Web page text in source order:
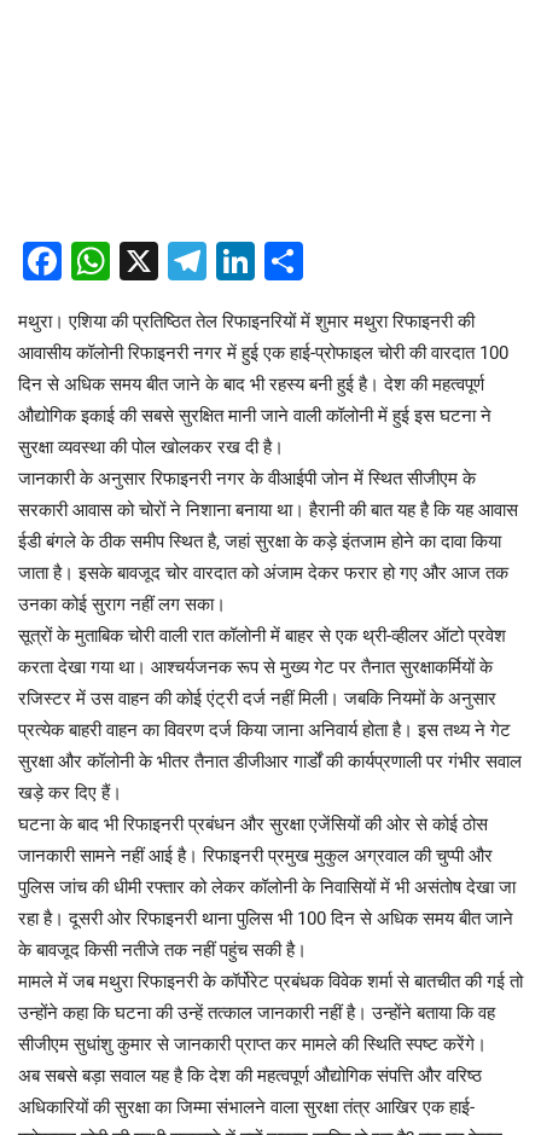
Facebook
WhatsApp
X Telegram
LinkedIn
मथुरा। एशिया की प्रतिष्ठित तेल रिफाइनरियों में शुमार मथुरा रिफाइनरी की
आवासीय कॉलोनी रिफाइनरी नगर में हुई एक हाई-प्रोफाइल चोरी की वारदात 100
दिन से अधिक समय बीत जाने के बाद भी रहस्य बनी हुई है। देश की महत्वपूर्ण
औद्योगिक इकाई की सबसे सुरक्षित मानी जाने वाली कॉलोनी में हुई इस घटना ने
सुरक्षा व्यवस्था की पोल खोलकर रख दी है।
जानकारी के अनुसार रिफाइनरी नगर के वीआईपी जोन में स्थित सीजीएम के
सरकारी आवास को चोरों ने निशाना बनाया था। हैरानी की बात यह है कि यह आवास
ईडी बंगले के ठीक समीप स्थित है, जहां सुरक्षा के कड़े इंतजाम होने का दावा किया
जाता है। इसके बावजूद चोर वारदात को अंजाम देकर फरार हो गए और आज तक
उनका कोई सुराग नहीं लग सका।
सूत्रों के मुताबिक चोरी वाली रात कॉलोनी में बाहर से एक थ्री-व्हीलर ऑटो प्रवेश
करता देखा गया था। आश्चर्यजनक रूप से मुख्य गेट पर तैनात सुरक्षाकर्मियों के
रजिस्टर में उस वाहन की कोई एंट्री दर्ज नहीं मिली। जबकि नियमों के अनुसार
प्रत्येक बाहरी वाहन का विवरण दर्ज किया जाना अनिवार्य होता है। इस तथ्य ने गेट
सुरक्षा और कॉलोनी के भीतर तैनात डीजीआर गार्डों की कार्यप्रणाली पर गंभीर सवाल
खड़े कर दिए हैं।
घटना के बाद भी रिफाइनरी प्रबंधन और सुरक्षा एजेंसियों की ओर से कोई ठोस
जानकारी सामने नहीं आई है। रिफाइनरी प्रमुख मुकुल अग्रवाल की चुप्पी और
पुलिस जांच की धीमी रफ्तार को लेकर कॉलोनी के निवासियों में भी असंतोष देखा जा
रहा है। दूसरी ओर रिफाइनरी थाना पुलिस भी 100 दिन से अधिक समय बीत जाने
के बावजूद किसी नतीजे तक नहीं पहुंच सकी है।
मामले में जब मथुरा रिफाइनरी के कॉर्पोरेट प्रबंधक विवेक शर्मा से बातचीत की गई तो
उन्होंने कहा कि घटना की उन्हें तत्काल जानकारी नहीं है। उन्होंने बताया कि वह
सीजीएम सुधांशु कुमार से जानकारी प्राप्त कर मामले की स्थिति स्पष्ट करेंगे।
अब सबसे बड़ा सवाल यह है कि देश की महत्वपूर्ण औद्योगिक संपत्ति और वरिष्ठ
अधिकारियों की सुरक्षा का जिम्मा संभालने वाला सुरक्षा तंत्र आखिर एक हाई-